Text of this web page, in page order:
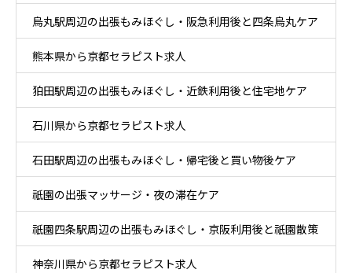
事帰りケア
烏丸駅周辺の出張もみほぐし・阪急利用後と四条烏丸ケア
熊本県から京都セラピスト求人
狛田駅周辺の出張もみほぐし・近鉄利用後と住宅地ケア
石川県から京都セラピスト求人
石田駅周辺の出張もみほぐし・帰宅後と買い物後ケア
祇園の出張マッサージ・夜の滞在ケア
祇園四条駅周辺の出張もみほぐし・京阪利用後と祇園散策
ケア
神奈川県から京都セラピスト求人